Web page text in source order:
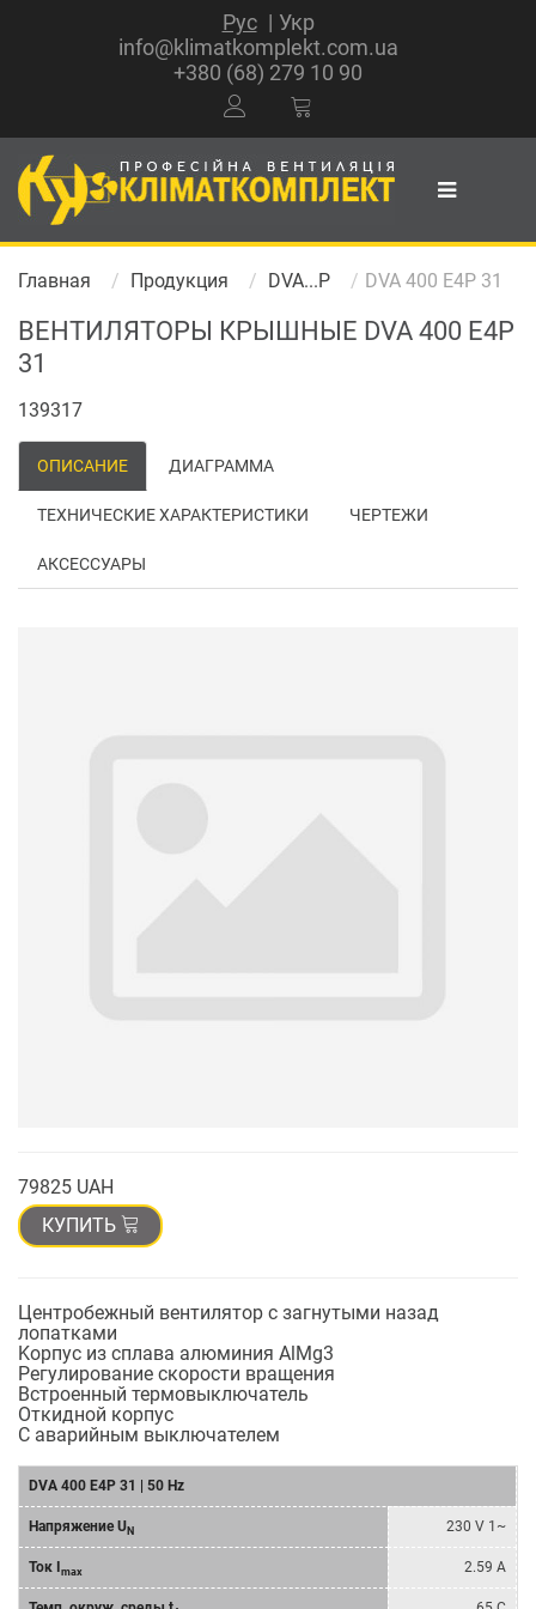
Рус
Укр
info@klimatkomplekt.com.ua
+380 (68) 279 10 90
Главная Продукция DVA...P DVA 400 E4P 31
ВЕНТИЛЯТОРЫ КРЫШНЫЕ DVA 400 E4P
31
139317
ОПИСАНИЕ ДИАГРАММА
ТЕХНИЧЕСКИЕ ХАРАКТЕРИСТИКИ ЧЕРТЕЖИ
АКСЕССУАРЫ
79825 UAH
КУПИТЬ
Центробежный вентилятор с загнутыми назад
лопатками
Kорпус из сплава алюминия AlMg3
Регулирование скорости вращения
Bстроенный термовыключатель
Oткидной корпус
C аварийным выключателем
DVA 400 E4P 31 | 50 Hz
Напряжение U N 230 V 1~
Ток I max 2.59 A